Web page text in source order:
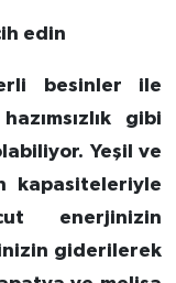
edin
besinler ile
gibi
Yeşil ve
kapasiteleriyle
enerjinizin
giderilerek